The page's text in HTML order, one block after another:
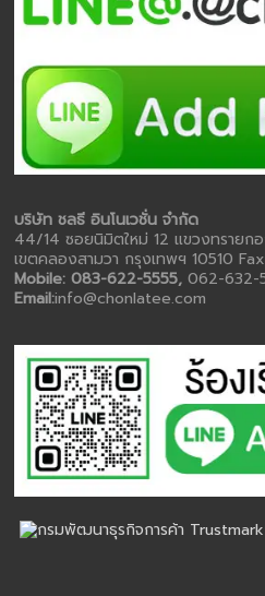
บริษัท ชลธี อินโนเวชั่น จำกัด
44/14 ซอยนิมิตใหม่ 12 แขวงทรายก
เขตคลองสามวา กรุงเทพฯ 10510
Mobile: 083-622-5555,062-632-
Email:info@chonlatee.com